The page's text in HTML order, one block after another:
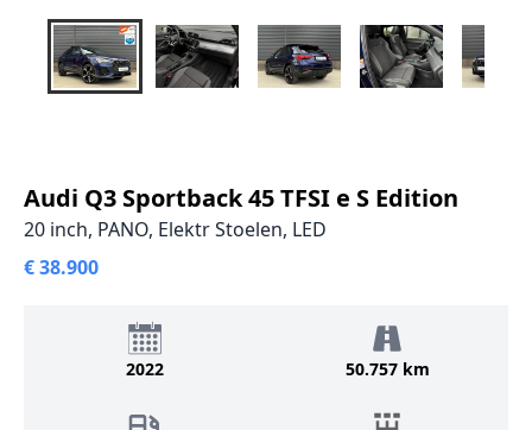
Audi Q3 Sportback 45 TFSI e S Edition
20 inch, PANO, Elektr Stoelen, LED
€ 38.900
2022 50.757 km